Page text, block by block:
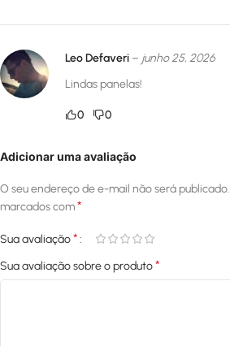
Leo Defaveri – junho 25, 2026
Lindas panelas!
0 0
Adicionar uma avaliação
O seu endereço de e-mail não será publicado.
marcados com*
Sua avaliação*
Sua avaliação sobre o produto*